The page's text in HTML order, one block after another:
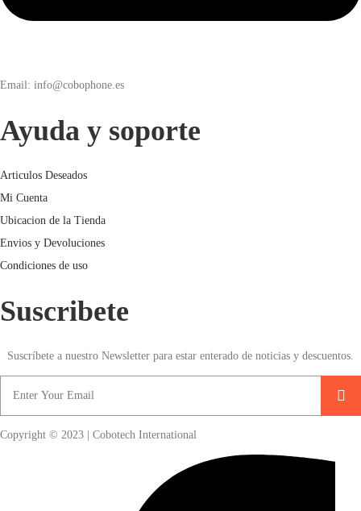
Email: info@cobophone.es
Ayuda y soporte
Articulos Deseados
Mi Cuenta
Ubicacion de la Tienda
Envios y Devoluciones
Condiciones de uso
Suscribete
Suscríbete a nuestro Newsletter para estar enterado de noticias y descuentos.
Copyright © 2023 | Cobotech International